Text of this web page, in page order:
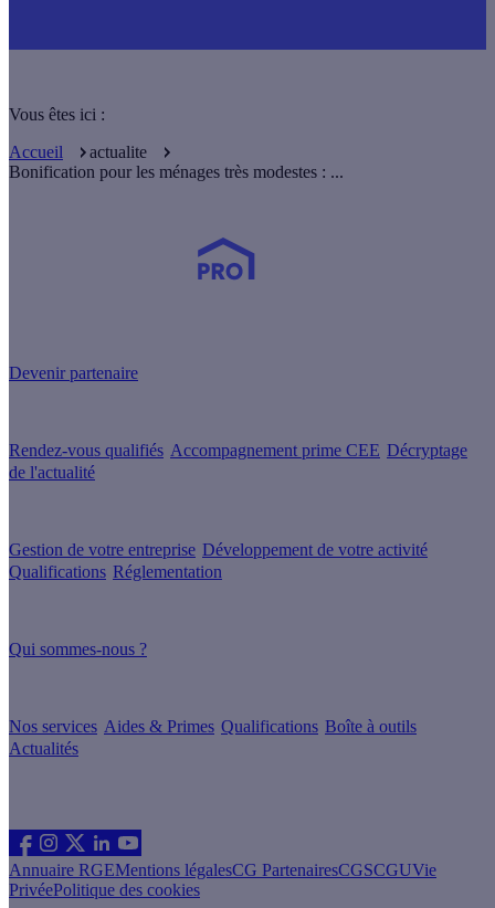
Vous êtes ici :
Accueil
actualite
Bonification pour les ménages très modestes : ...
Devenir partenaire
Rendez-vous qualifiés Accompagnement prime CEE Décryptage
de l'actualité
Gestion de votre entreprise Développement de votre activité
Qualifications Réglementation
Qui sommes-nous ?
Nos services Aides & Primes Qualifications Boîte à outils
Actualités
Annuaire RGEMentions légalesCG PartenairesCGSCGUVie
PrivéePolitique des cookies